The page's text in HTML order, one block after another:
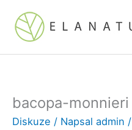
Přeskočit
obsah
bacopa-monnieri
Diskuze / Napsal admin /